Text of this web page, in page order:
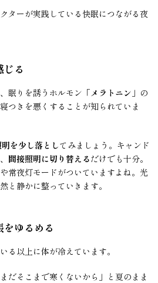
ターが実践している快眠につながる夜
る
眠りを誘うホルモン「 メラトニン 」の
つきを悪くすることが知られていま
明を少し落としてみましょう。キャンド
間接照明に切り替えるだけでも十分。
常夜灯モードがついていますよね。光
と静かに整っていきます。
ゆるめる
る以上に体が冷えています。
だそこまで寒くないから」と夏のまま